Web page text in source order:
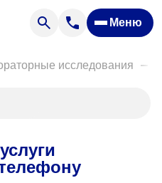
Меню
исследования